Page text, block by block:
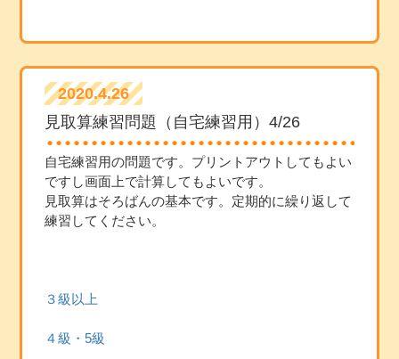
2020.4.26
見取算練習問題（自宅練習用）4/26
自宅練習用の問題です。プリントアウトしてもよい
ですし画面上で計算してもよいです。
見取算はそろばんの基本です。定期的に繰り返して
練習してください。
３級以上
４級・5級